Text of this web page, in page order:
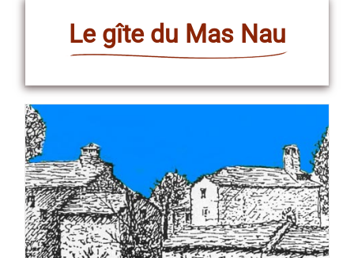
Le gîte du Mas Nau